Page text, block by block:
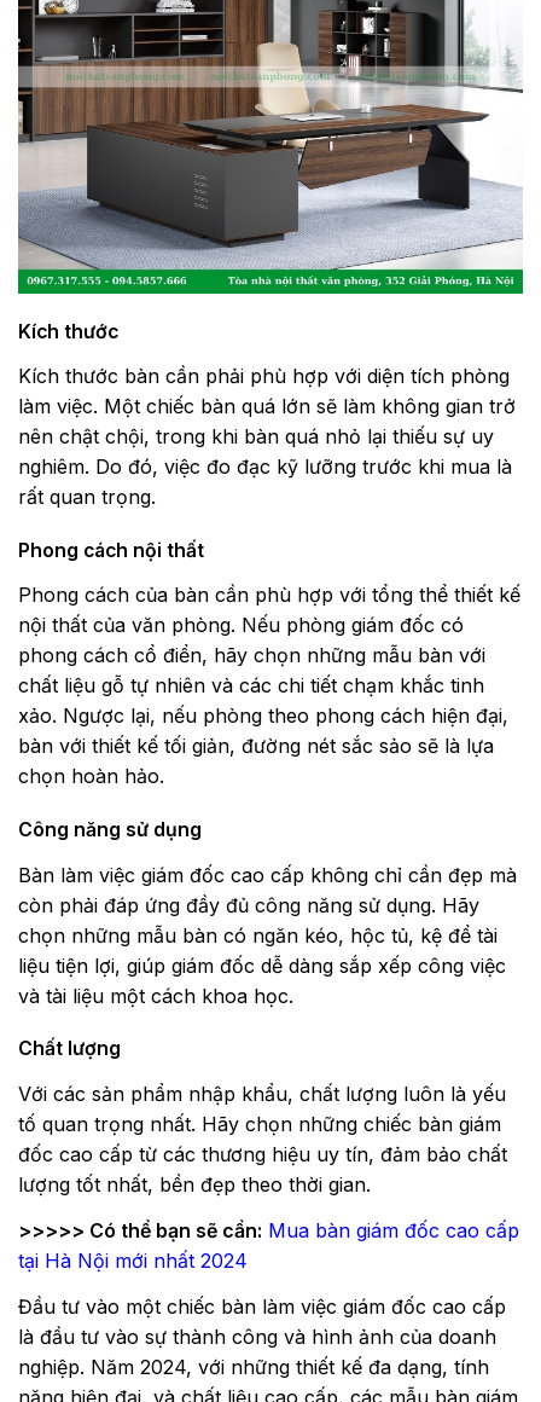
Kích thước
Kích thước bàn cần phải phù hợp với diện tích phòng
làm việc. Một chiếc bàn quá lớn sẽ làm không gian trở
nên chật chội, trong khi bàn quá nhỏ lại thiếu sự uy
nghiêm. Do đó, việc đo đạc kỹ lưỡng trước khi mua là
rất quan trọng.
Phong cách nội thất
Phong cách của bàn cần phù hợp với tổng thể thiết kế
nội thất của văn phòng. Nếu phòng giám đốc có
phong cách cổ điển, hãy chọn những mẫu bàn với
chất liệu gỗ tự nhiên và các chi tiết chạm khắc tinh
xảo. Ngược lại, nếu phòng theo phong cách hiện đại,
bàn với thiết kế tối giản, đường nét sắc sảo sẽ là lựa
chọn hoàn hảo.
Công năng sử dụng
Bàn làm việc giám đốc cao cấp không chỉ cần đẹp mà
còn phải đáp ứng đầy đủ công năng sử dụng. Hãy
chọn những mẫu bàn có ngăn kéo, hộc tủ, kệ để tài
liệu tiện lợi, giúp giám đốc dễ dàng sắp xếp công việc
và tài liệu một cách khoa học.
Chất lượng
Với các sản phẩm nhập khẩu, chất lượng luôn là yếu
tố quan trọng nhất. Hãy chọn những chiếc bàn giám
đốc cao cấp từ các thương hiệu uy tín, đảm bảo chất
lượng tốt nhất, bền đẹp theo thời gian.
>>>>> Có thể bạn sẽ cần: Mua bàn giám đốc cao cấp
tại Hà Nội mới nhất 2024
Đầu tư vào một chiếc bàn làm việc giám đốc cao cấp
là đầu tư vào sự thành công và hình ảnh của doanh
nghiệp. Năm 2024, với những thiết kế đa dạng, tính
năng hiện đại, và chất liệu cao cấp, các mẫu bàn giám